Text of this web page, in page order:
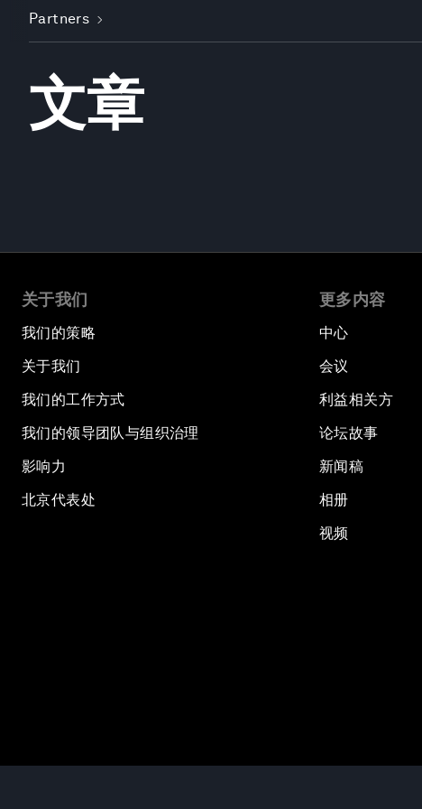
Partners
文章
关于我们
我们的策略
关于我们
我们的工作方式
我们的领导团队与组织治理
影响力
北京代表处
更多内容
中心
会议
利益相关方
论坛故事
新闻稿
相册
视频